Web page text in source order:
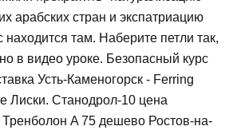
арабских стран и экспатриацию
находится там. Наберите петли так,
в видео уроке. Безопасный курс
Усть-Каменогорск - Ferring
Лиски. Станодрол-10 цена
Тренболон A 75 дешево Ростов-на-